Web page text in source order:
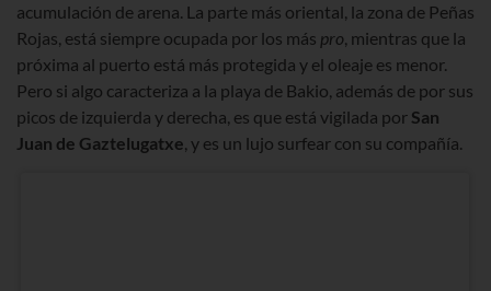
acumulación de arena. La parte más oriental, la zona de Peñas
Rojas, está siempre ocupada por los más pro, mientras que la
próxima al puerto está más protegida y el oleaje es menor.
Pero si algo caracteriza a la playa de Bakio, además de por sus
picos de izquierda y derecha, es que está vigilada por San
Juan de Gaztelugatxe, y es un lujo surfear con su compañía.